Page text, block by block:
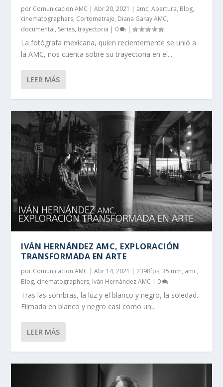
por Comunicacion AMC |Abr 20, 2021 | amc,Apertura, Blog,
cinematographers, Cortometraje, Diana Garay AMC,
documental, Series,trayectoria | 0 |
La fotógrafa mexicana, quien recientemente se unió a
la AMC, nos cuenta sobre su trayectoria en el...
LEER MÁS
IVÁN HERNÁNDEZ AMC, EXPLORACIÓN
TRANSFORMADA EN ARTE
por Comunicacion AMC |Abr 14, 2021 |2398fps,35 mm, amc,
Blog, cinematographers, Iván Hernández AMC 0
Tras las sombras, la luz y el blanco y negro, la soledad.
Filmada en blanco y negro casi como un...
LEER MÁS